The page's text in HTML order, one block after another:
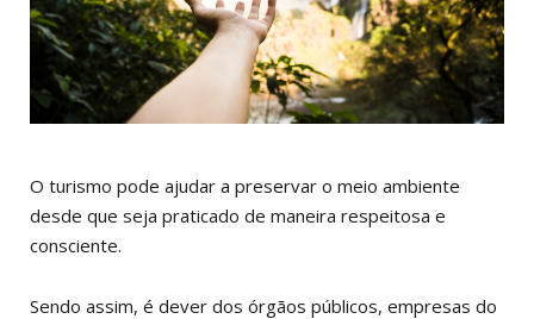
O turismo pode ajudar a preservar o meio ambiente
desde que seja praticado de maneira respeitosa e
consciente.
Sendo assim, é dever dos órgãos públicos, empresas do